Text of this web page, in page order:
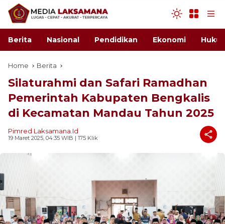
Berita Nasional Pendidikan Ekonomi
Home Berita
Silaturahmi dan Safari Ramadhan
Pemerintah Kabupaten Bengkalis
di Kecamatan Mandau Tahun 2025
Pimred Laksamana.id
19 Maret 2025, 04:35 WIB | 175 Klik